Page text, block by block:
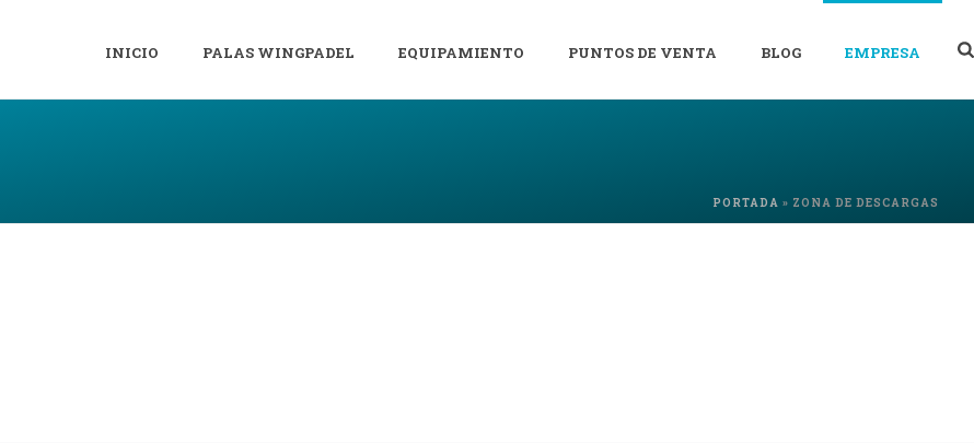
INICIO PALAS WINGPADEL EQUIPAMIENTO PUNTOS DE VENTA BLOG EMPRESA
PORTADA » ZONA DE DESCARGAS